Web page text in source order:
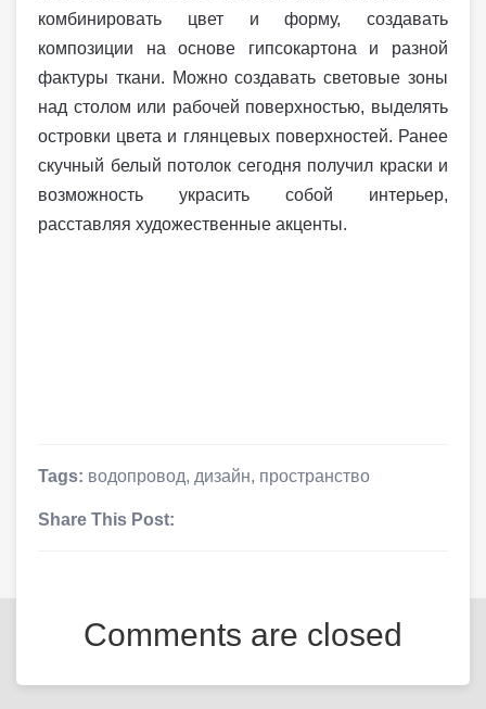
комбинировать цвет и форму, создавать
композиции на основе гипсокартона и разной
фактуры ткани. Можно создавать световые зоны
над столом или рабочей поверхностью, выделять
островки цвета и глянцевых поверхностей. Ранее
скучный белый потолок сегодня получил краски и
возможность украсить собой интерьер,
расставляя художественные акценты.
Tags: водопровод, дизайн, пространство
Share This Post:
Comments are closed